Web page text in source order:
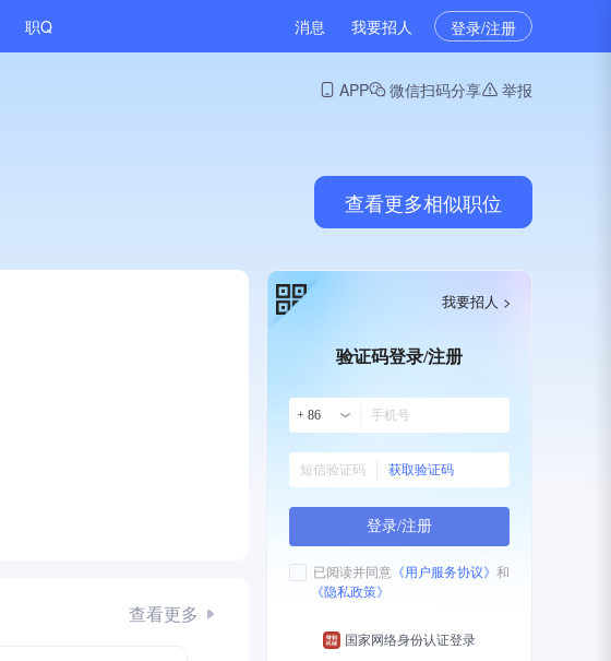
职Q 消息 我要招人 登录/注册
APP 微信扫码分享 举报
查看更多相似职位
查看更多
验证码登录/注册
+ 86
获取验证码
登录/注册
已阅读并同意 《用户服务协议》 和
《隐私政策》
国家网络身份认证登录
我要招人 >